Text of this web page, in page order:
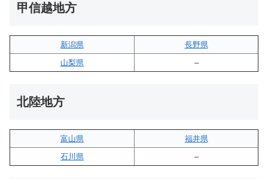
甲信越地方
新潟県
長野県
山梨県
–
北陸地方
富山県
福井県
石川県
–